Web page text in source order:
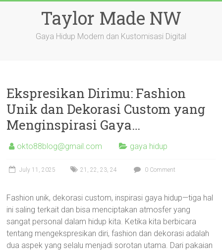
Taylor Made NW
Gaya Hidup Modern dan Kustomisasi Digital
Ekspresikan Dirimu: Fashion
Unik dan Dekorasi Custom yang
Menginspirasi Gaya…
okto88blog@gmail.com gaya hidup
July 11, 2025 21 ,22 ,23,24 0 Comment
Fashion unik, dekorasi custom, inspirasi gaya hidup—tiga hal
ini saling terkait dan bisa menciptakan atmosfer yang
sangat personal dalam hidup kita. Ketika kita berbicara
tentang mengekspresikan diri, fashion dan dekorasi adalah
dua aspek yang selalu menjadi sorotan utama. Dari pakaian